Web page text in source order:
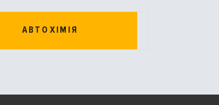
АВТОХІМІЯ